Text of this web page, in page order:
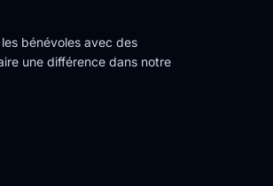
bénévoles avec des
une différence dans notre